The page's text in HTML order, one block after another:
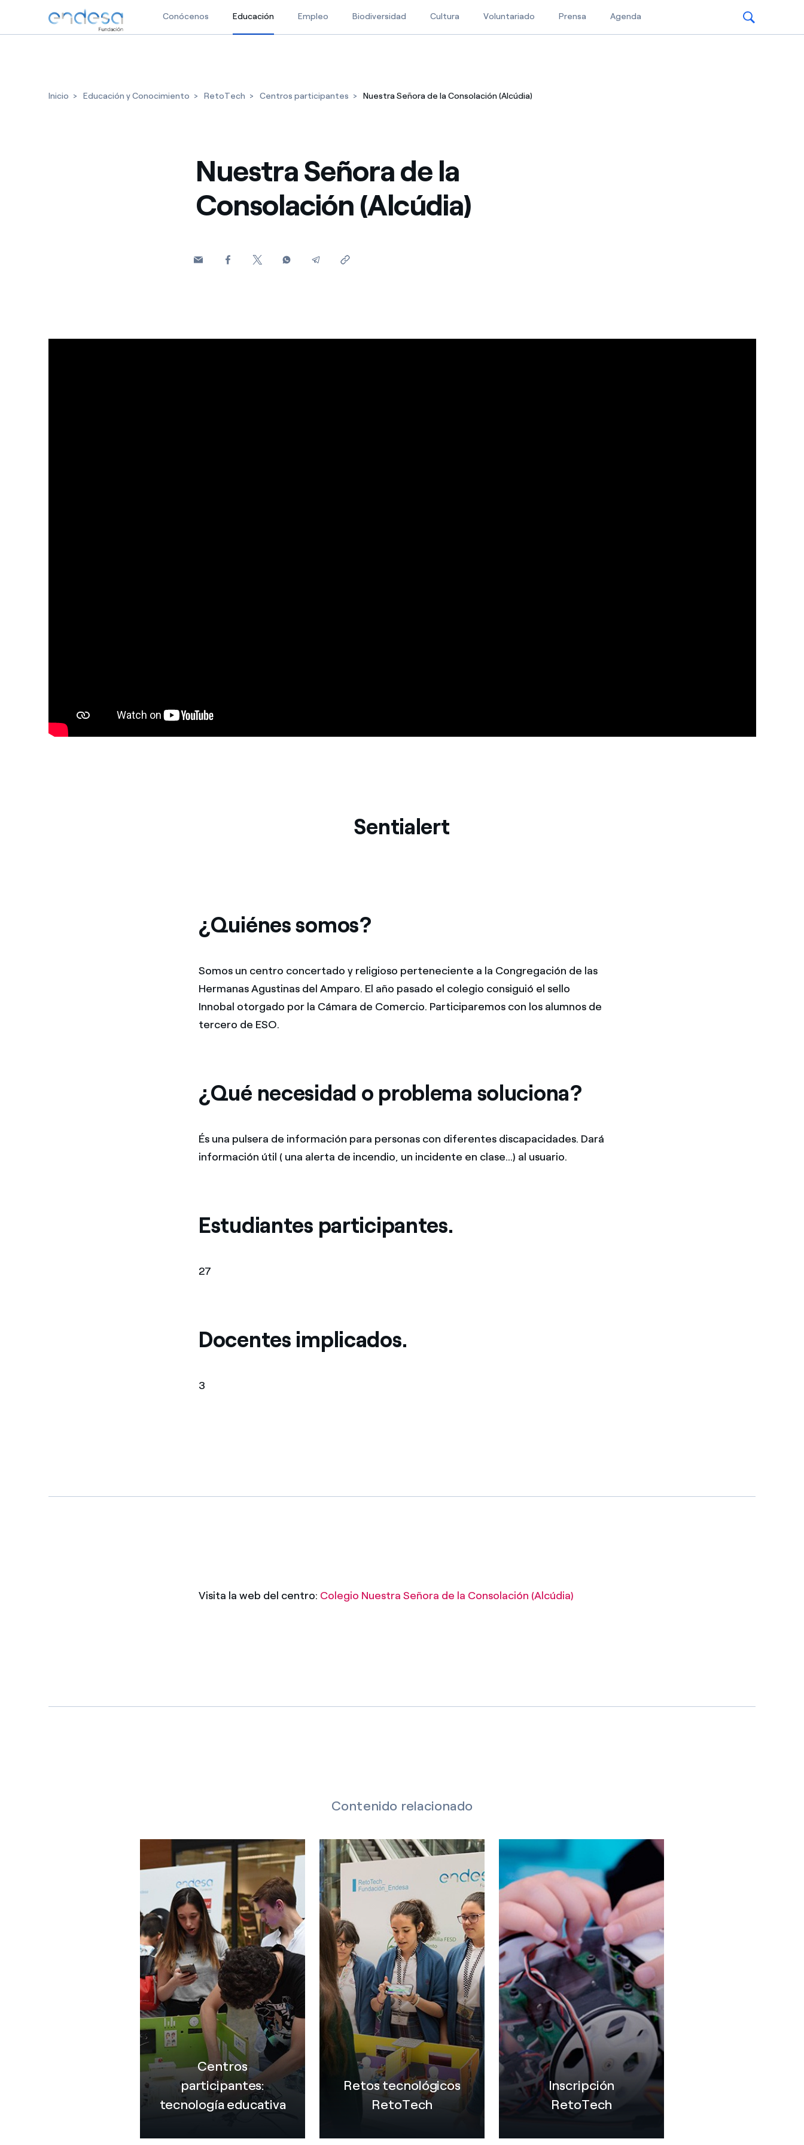
Conócenos Educación Selected item
Empleo Biodiversidad Cultura Voluntariado Prensa Agenda
Inicio Educación y Conocimiento RetoTech Centros participantes Nuestra Señora de la Consolación (Alcúdia)
Nuestra Señora de la
Consolación (Alcúdia)
Sentialert
¿Quiénes somos?
Somos un centro concertado y religioso perteneciente a la Congregación de las
Hermanas Agustinas del Amparo. El año pasado el colegio consiguió el sello
Innobal otorgado por la Cámara de Comercio. Participaremos con los alumnos de
tercero de ESO.
¿Qué necesidad o problema soluciona?
És una pulsera de información para personas con diferentes discapacidades. Dará
información útil ( una alerta de incendio, un incidente en clase...) al usuario.
Estudiantes participantes.
27
Docentes implicados.
3
Visita la web del centro: Colegio Nuestra Señora de la Consolación (Alcúdia)
Contenido relacionado
Centros
participantes:
tecnología educativa
Retos tecnológicos
RetoTech
Inscripción
RetoTech